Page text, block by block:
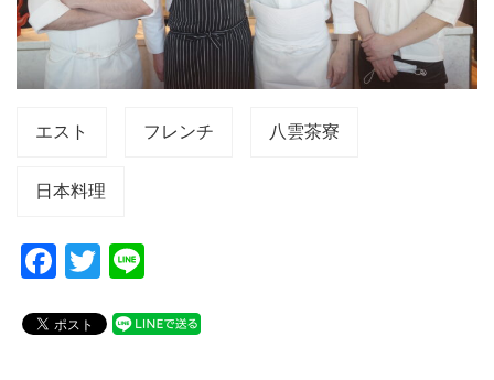
エスト フレンチ 八雲茶寮
日本料理
F
c
T
tt
e